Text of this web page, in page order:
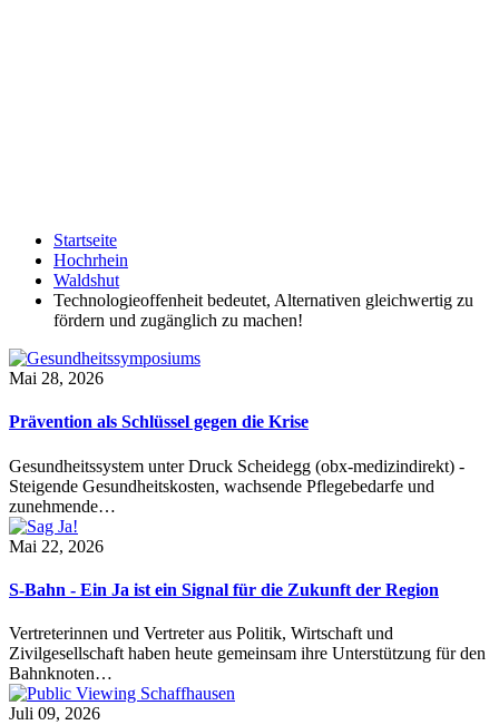
Startseite
Hochrhein
Waldshut
Technologieoffenheit bedeutet, Alternativen gleichwertig zu
fördern und zugänglich zu machen!
Mai 28, 2026
Prävention als Schlüssel gegen die Krise
Gesundheitssystem unter Druck Scheidegg (obx-medizindirekt) -
Steigende Gesundheitskosten, wachsende Pflegebedarfe und
zunehmende…
Mai 22, 2026
S-Bahn - Ein Ja ist ein Signal für die Zukunft der Region
Vertreterinnen und Vertreter aus Politik, Wirtschaft und
Zivilgesellschaft haben heute gemeinsam ihre Unterstützung für den
Bahnknoten…
Juli 09, 2026